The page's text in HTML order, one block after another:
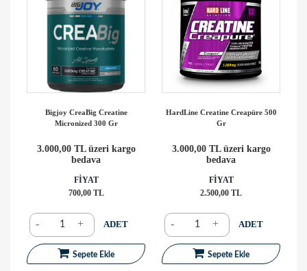
Bigjoy CreaBig Creatine
Micronized 300 Gr
3.000,00 TL üzeri kargo
bedava
FİYAT
700,00 TL
- + ADET
Sepete Ekle
HardLine Creatine Creapüre 500
Gr
3.000,00 TL üzeri kargo
bedava
FİYAT
2.500,00 TL
- + ADET
Sepete Ekle